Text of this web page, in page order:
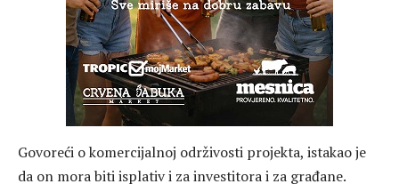
Govoreći o komercijalnoj održivosti projekta, istakao je
da on mora biti isplativ i za investitora i za građane.